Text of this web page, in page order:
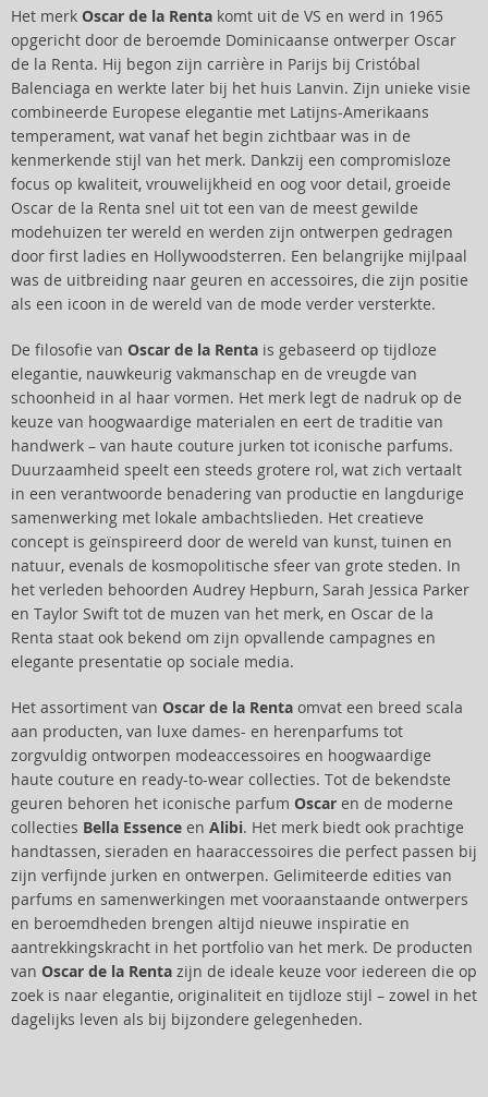
Het merk Oscar de la Renta komt uit de VS en werd in 1965
opgericht door de beroemde Dominicaanse ontwerper Oscar
de la Renta. Hij begon zijn carrière in Parijs bij Cristóbal
Balenciaga en werkte later bij het huis Lanvin. Zijn unieke visie
combineerde Europese elegantie met Latijns-Amerikaans
temperament, wat vanaf het begin zichtbaar was in de
kenmerkende stijl van het merk. Dankzij een compromisloze
focus op kwaliteit, vrouwelijkheid en oog voor detail, groeide
Oscar de la Renta snel uit tot een van de meest gewilde
modehuizen ter wereld en werden zijn ontwerpen gedragen
door first ladies en Hollywoodsterren. Een belangrijke mijlpaal
was de uitbreiding naar geuren en accessoires, die zijn positie
als een icoon in de wereld van de mode verder versterkte.
De filosofie van Oscar de la Renta is gebaseerd op tijdloze
elegantie, nauwkeurig vakmanschap en de vreugde van
schoonheid in al haar vormen. Het merk legt de nadruk op de
keuze van hoogwaardige materialen en eert de traditie van
handwerk – van haute couture jurken tot iconische parfums.
Duurzaamheid speelt een steeds grotere rol, wat zich vertaalt
in een verantwoorde benadering van productie en langdurige
samenwerking met lokale ambachtslieden. Het creatieve
concept is geïnspireerd door de wereld van kunst, tuinen en
natuur, evenals de kosmopolitische sfeer van grote steden. In
het verleden behoorden Audrey Hepburn, Sarah Jessica Parker
en Taylor Swift tot de muzen van het merk, en Oscar de la
Renta staat ook bekend om zijn opvallende campagnes en
elegante presentatie op sociale media.
Het assortiment van Oscar de la Renta omvat een breed scala
aan producten, van luxe dames- en herenparfums tot
zorgvuldig ontworpen modeaccessoires en hoogwaardige
haute couture en ready-to-wear collecties. Tot de bekendste
geuren behoren het iconische parfum Oscar en de moderne
collecties Bella Essence en Alibi. Het merk biedt ook prachtige
handtassen, sieraden en haaraccessoires die perfect passen bij
zijn verfijnde jurken en ontwerpen. Gelimiteerde edities van
parfums en samenwerkingen met vooraanstaande ontwerpers
en beroemdheden brengen altijd nieuwe inspiratie en
aantrekkingskracht in het portfolio van het merk. De producten
van Oscar de la Renta zijn de ideale keuze voor iedereen die op
zoek is naar elegantie, originaliteit en tijdloze stijl – zowel in het
dagelijks leven als bij bijzondere gelegenheden.